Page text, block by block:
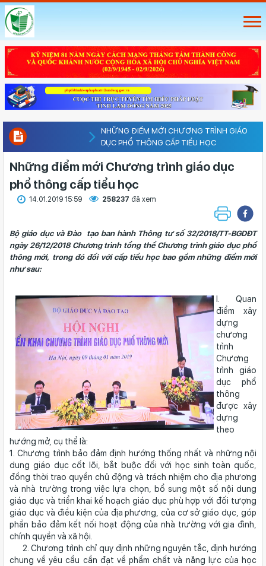
NHỮNG ĐIỂM MỚI CHƯƠNG TRÌNH GIÁO
DỤC PHỔ THÔNG CẤP TIỂU HỌC
Những điểm mới Chương trình giáo dục
phổ thông cấp tiểu học
14.01.2019 15:59 258237 đã xem
Bộ giáo dục và Đào tạo ban hành Thông tư số 32/2018/TT-BGDĐT
ngày 26/12/2018 Chương trình tổng thể Chương trình giáo dục phổ
thông mới, trong đó đối với cấp tiểu học bao gồm những điểm mới
như sau:
I. Quan
điểm xây
dựng
chương
trình
Chương
trình giáo
dục phổ
thông
được xây
dựng
theo
hướng mở, cụ thể là:
1. Chương trình bảo đảm định hướng thống nhất và những nội
dung giáo dục cốt lõi, bắt buộc đối với học sinh toàn quốc,
đồng thời trao quyền chủ động và trách nhiệm cho địa phương
và nhà trường trong việc lựa chọn, bổ sung một số nội dung
giáo dục và triển khai kế hoạch giáo dục phù hợp với đối tượng
giáo dục và điều kiện của địa phương, của cơ sở giáo dục, góp
phần bảo đảm kết nối hoạt động của nhà trường với gia đình,
chính quyền và xã hội.
2. Chương trình chỉ quy định những nguyên tắc, định hướng
chung về yêu cầu cần đạt về phẩm chất và năng lực của học